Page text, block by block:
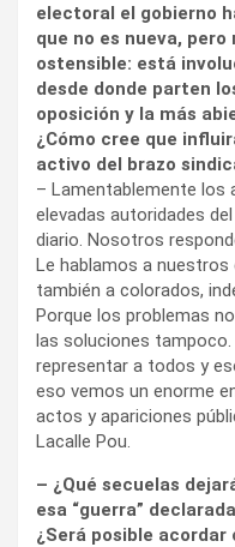
electoral el gobierno
que no es nueva,
ostensible: está
desde donde parten
oposición y la más
¿Cómo cree que
activo del brazo
– Lamentablemente los
elevadas autoridades
diario. Nosotros
Le hablamos a
también a colorados,
Porque los problemas
las soluciones
representar a todos y
eso vemos un enorme
actos y apariciones
Lacalle Pou.
– ¿Qué secuelas
esa “guerra”
¿Será posible